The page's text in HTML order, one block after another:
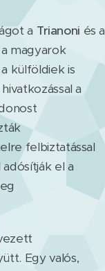
a Trianoni és a
magyarok
külföldiek is
a
felbiztatással
el a
Egy valós,